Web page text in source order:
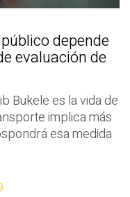
depende
evaluación de
Bukele es la vida de
implica más
esa medida